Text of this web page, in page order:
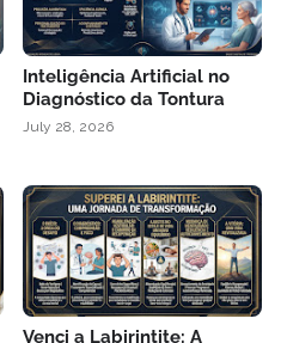
Inteligência Artificial no
Diagnóstico da Tontura
July 28, 2026
Venci a Labirintite: A